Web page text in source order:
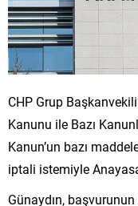
CHP Grup
Kanunu ile Bazı
Kanun’un bazı
iptali istemiyle
Günaydın,